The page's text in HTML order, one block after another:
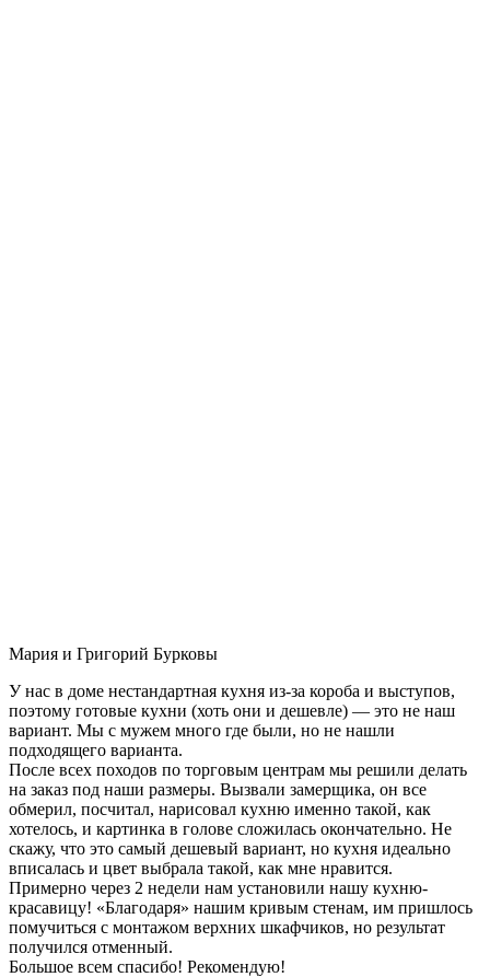
Мария и Григорий Бурковы
У нас в доме нестандартная кухня из-за короба и выступов,
поэтому готовые кухни (хоть они и дешевле) — это не наш
вариант. Мы с мужем много где были, но не нашли
подходящего варианта.
После всех походов по торговым центрам мы решили делать
на заказ под наши размеры. Вызвали замерщика, он все
обмерил, посчитал, нарисовал кухню именно такой, как
хотелось, и картинка в голове сложилась окончательно. Не
скажу, что это самый дешевый вариант, но кухня идеально
вписалась и цвет выбрала такой, как мне нравится.
Примерно через 2 недели нам установили нашу кухню-
красавицу! «Благодаря» нашим кривым стенам, им пришлось
помучиться с монтажом верхних шкафчиков, но результат
получился отменный.
Большое всем спасибо! Рекомендую!